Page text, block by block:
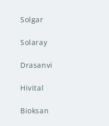
Solgar
Solaray
Drasanvi
Hivital
Bioksan